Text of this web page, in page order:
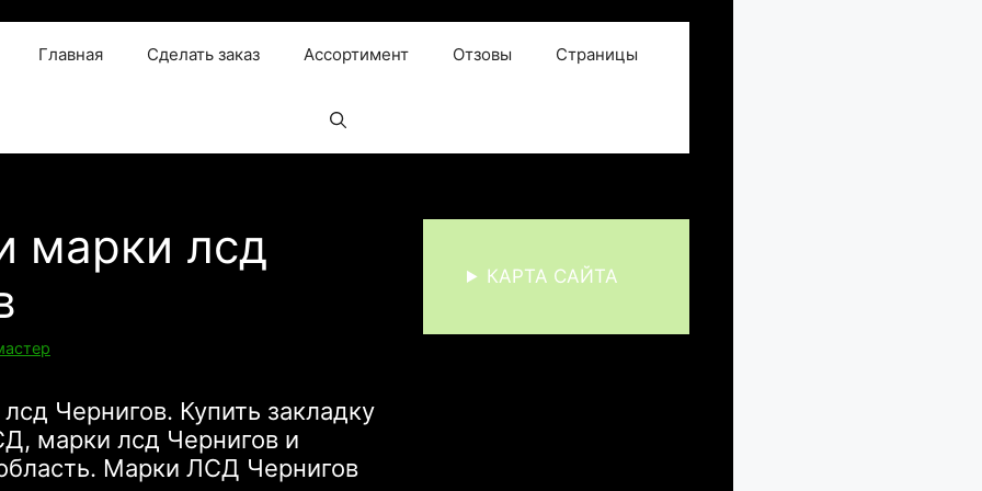
Главная Сделать заказ Ассортимент Отзовы Страницы
марки лсд
Чернигов. Купить закладку
марки лсд Чернигов и
Марки ЛСД Чернигов
КАРТА САЙТА